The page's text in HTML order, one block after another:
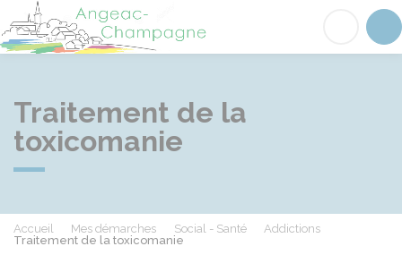
Angeac-Champagne
Traitement de la
toxicomanie
Accueil Mes démarches Social - Santé
Addictions
Traitement de la toxicomanie